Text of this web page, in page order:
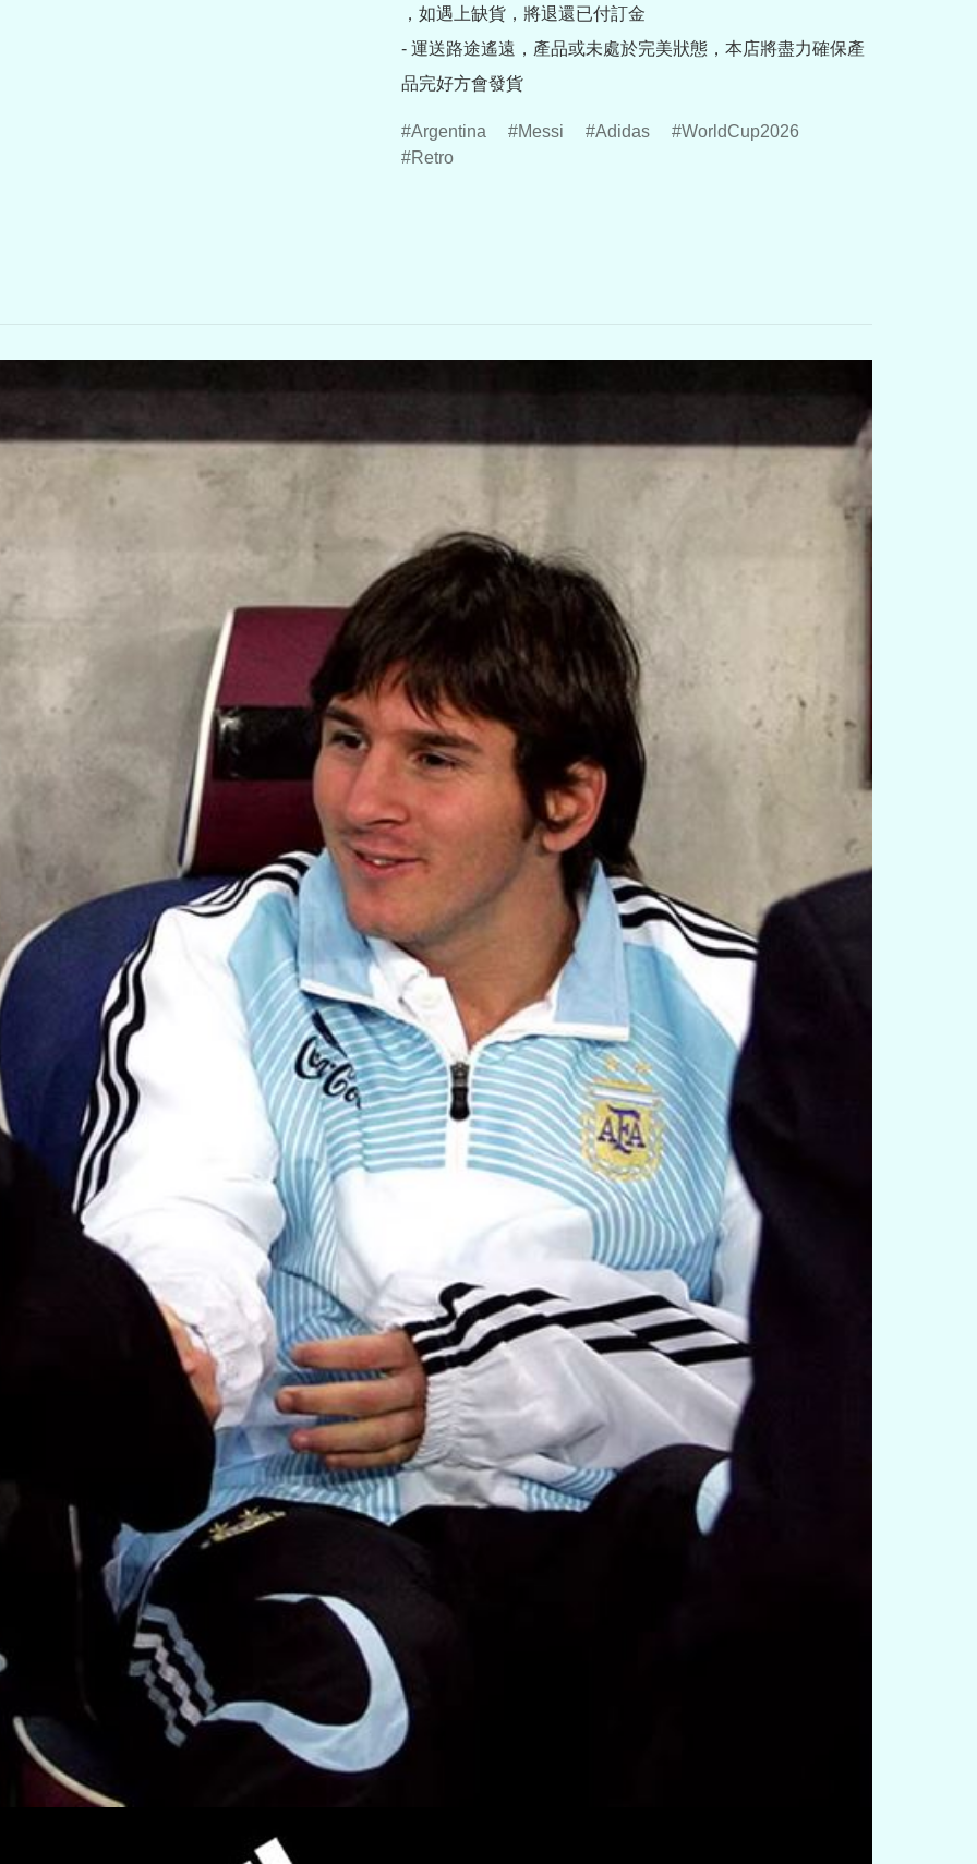
，如遇上缺貨，將退還已付訂金
- 運送路途遙遠，產品或未處於完美狀態，本店將盡力確保產
品完好方會發貨
Argentina Messi Adidas
WorldCup2026
Retro